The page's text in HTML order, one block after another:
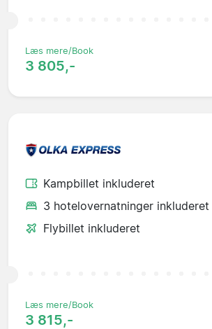
Læs mere/Book
3 805,-
Kampbillet inkluderet
3 hotelovernatninger inkluderet
Flybillet inkluderet
Læs mere/Book
3 815,-